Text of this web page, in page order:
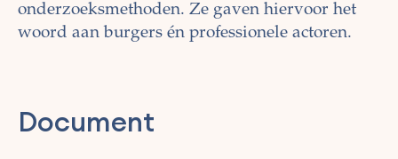
onderzoeksmethoden. Ze gaven hiervoor het
woord aan burgers én professionele actoren.
Document